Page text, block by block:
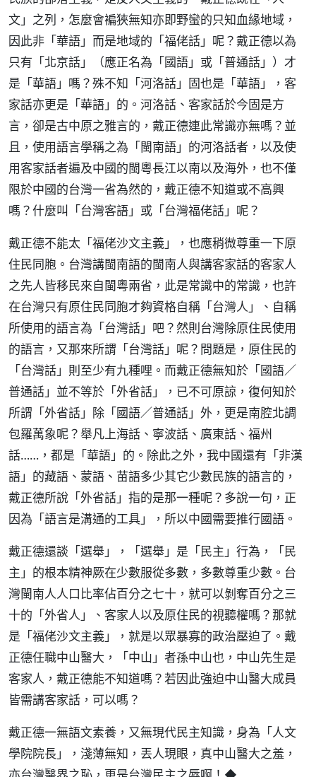
文」之列，怎麼會褊狹無知亦即野蠻的只知血緣地域，
因此非「華語」而是地域的「福佬話」呢？戴正德以為
只有「北京話」（應正名為「國語」或「普通話」）才
是「華語」嗎？殊不知「河洛話」固也是「華語」，客
家話亦更是「華語」的。河洛話、客家話於今固是方
言，卻是古中原之雅言的，戴正德連此常識亦無嗎？並
且，使用語言學稱之為「閩南語」的河洛話者，以及使
用客家話者遍及中國的閩粵長江以南以及海外，也不僅
限於中國的台灣一省為然的，戴正德不知道或不高興
嗎？什麼叫「台灣客語」或「台灣福佬話」呢？
戴正德不能太「福佬沙文主義」，也應稍微尊重一下原
住民同胞。台灣講閩南語的閩南人與講客家話的客家人
之先人皆移民來自閩粵兩省，此是常識中的常識，也許
在台灣只有原住民同胞才夠資格自稱「台灣人」、自稱
所使用的語言為「台灣話」吧？然則台灣除原住民使用
的語言，又那來所謂「台灣話」呢？問題是，原住民的
「台灣話」則至少有九種哩。而戴正德無知於「國語／
普通話」並不等於「外省話」，已不可原諒，復何知於
所謂「外省話」除「國語／普通話」外，更是南腔北調
包羅萬象呢？舉凡上海話、寧波話、廣東話、福州
話……，都是「華語」的。除此之外，我中國還有「非漢
語」的藏語、蒙語、苗語多少其它少數民族的語言的，
戴正德所說「外省話」指的是那一種呢？多說一句，正
因為「語言是溝通的工具」，所以中國需要推行國語。
戴正德還談「選舉」，「選舉」是「民主」行為，「民
主」的根本精神厥在少數服從多數，多數尊重少數。台
灣閩南人人口比率佔百分之七十，就可以剝奪百分之三
十的「外省人」、客家人以及原住民的視聽權嗎？那就
是「福佬沙文主義」，就是以眾暴寡的政治壓迫了。戴
正德任職中山醫大，「中山」者孫中山也，中山先生是
客家人，戴正德能不知道嗎？若因此強迫中山醫大成員
皆需講客家話，可以嗎？
戴正德一無語文素養，又無現代民主知識，身為「人文
學院院長」，淺薄無知，丟人現眼，真中山醫大之羞，